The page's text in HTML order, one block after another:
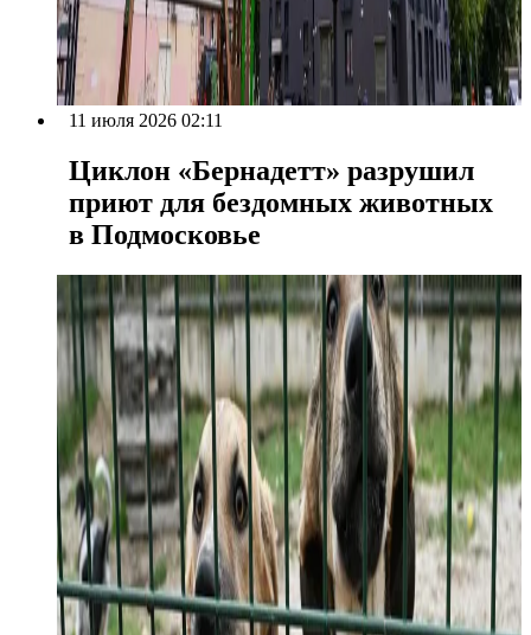
11 июля 2026 02:11
Циклон «Бернадетт» разрушил
приют для бездомных животных
в Подмосковье